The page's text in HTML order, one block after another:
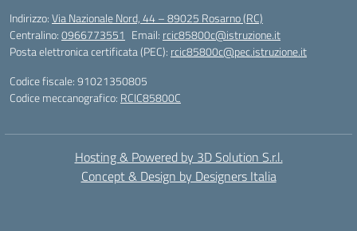
Indirizzo:Via Nazionale Nord, 44 – 89025 Rosarno (RC)
Centralino:0966773551 Email: rcic85800c@istruzione.it
Posta elettronica certificata (PEC): rcic85800c@pec.istruzione.it
Codice fiscale: 91021350805
Codice meccanografico: RCIC85800C
Hosting & Powered by 3D Solution S.r.l.
Concept & Design by Designers Italia